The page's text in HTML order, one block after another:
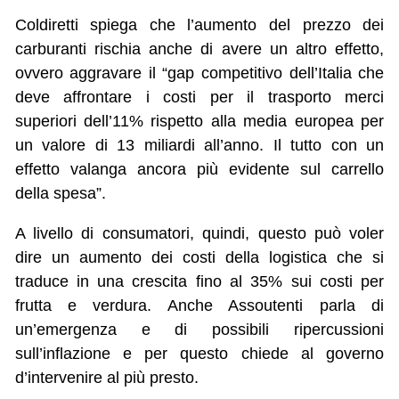
Coldiretti spiega che l’aumento del prezzo dei
carburanti rischia anche di avere un altro effetto,
ovvero aggravare il “gap competitivo dell’Italia che
deve affrontare i costi per il trasporto merci
superiori dell’11% rispetto alla media europea per
un valore di 13 miliardi all’anno. Il tutto con un
effetto valanga ancora più evidente sul carrello
della spesa”.
A livello di consumatori, quindi, questo può voler
dire un aumento dei costi della logistica che si
traduce in una crescita fino al 35% sui costi per
frutta e verdura. Anche Assoutenti parla di
un’emergenza e di possibili ripercussioni
sull’inflazione e per questo chiede al governo
d’intervenire al più presto.